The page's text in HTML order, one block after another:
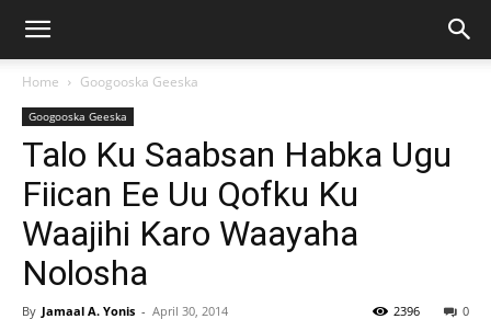
Home Googooska Geeska
Googooska Geeska
Talo Ku Saabsan Habka Ugu
Fiican Ee Uu Qofku Ku
Waajihi Karo Waayaha
Nolosha
By Jamaal A. Yonis - April 30, 2014 0
2396